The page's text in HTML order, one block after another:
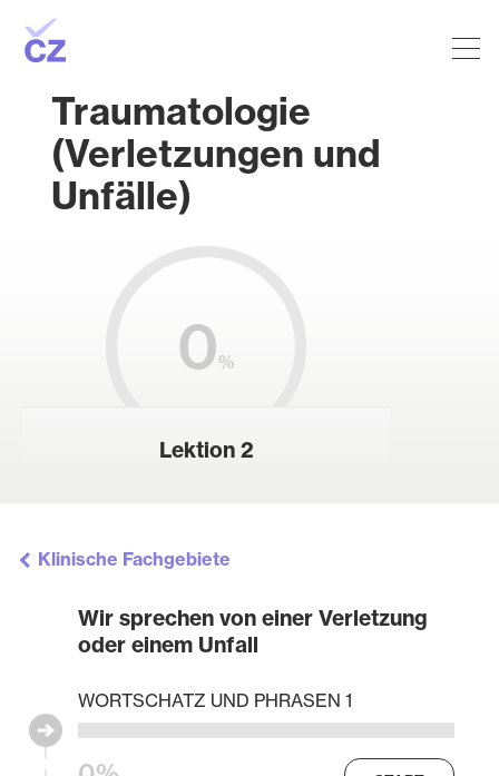
Traumatologie
(Verletzungen und
Unfälle)
0%
Lektion 2
Klinische Fachgebiete
Wir sprechen von einer Verletzung
oder einem Unfall
WORTSCHATZ UND PHRASEN 1